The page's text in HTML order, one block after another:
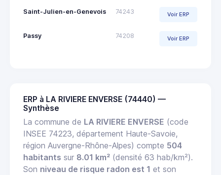
Saint-Julien-en-Genevois 74243 Voir ERP
Passy 74208 Voir ERP
ERP à LA RIVIERE ENVERSE (74440) —
Synthèse
La commune de LA RIVIERE ENVERSE (code
INSEE 74223, département Haute-Savoie,
région Auvergne-Rhône-Alpes) compte 504
habitants sur 8.01 km² (densité 63 hab/km²).
Son niveau de risque radon est 1 et son